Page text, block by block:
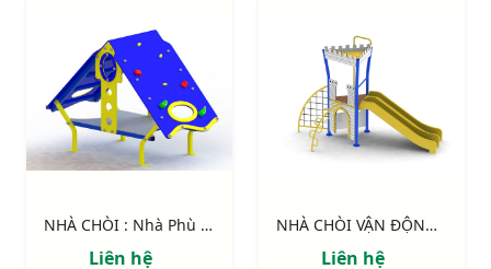
NHÀ CHÒI : Nhà Phù Thủy
Liên hệ
NHÀ CHÒI VẬN ĐỘNG : Pháo đài
Liên hệ